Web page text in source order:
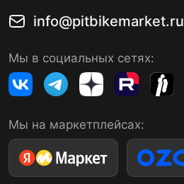
info@pitbikemarket.ru
Мы в социальных сетях:
Мы на маркетплейсах: